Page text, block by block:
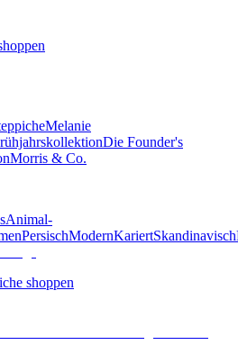
Melanie
Die Founder's
Morris & Co.
Animal-
PersischModernKariertSkandinavisch
shoppen